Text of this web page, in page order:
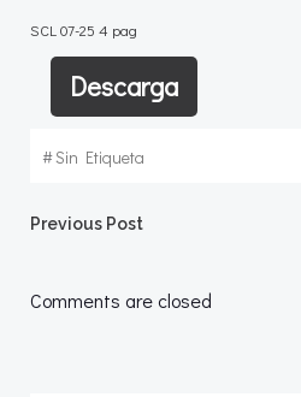
SCL 07-25 4 pag
Descarga
#Sin Etiqueta
Navegación
por
Previous Post
Comments are closed